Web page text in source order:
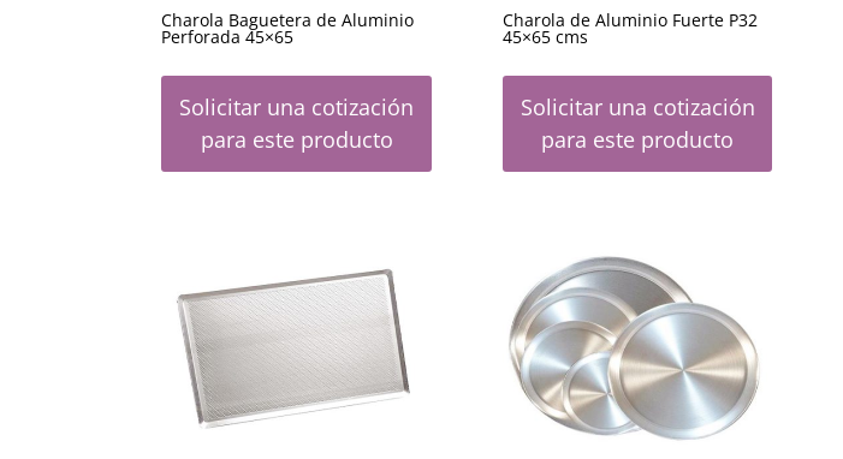
Charola Baguetera de Aluminio
Perforada 45×65
Solicitar una cotización
para este producto
Charola de Aluminio Fuerte P32
45×65 cms
Solicitar una cotización
para este producto